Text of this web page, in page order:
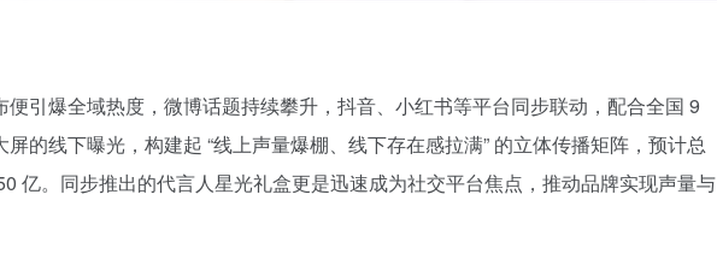
便引爆全域热度，微博话题持续攀升，抖音、小红书等平台同步联动，配合全国 9
屏的线下曝光，构建起 “线上声量爆棚、线下存在感拉满” 的立体传播矩阵，预计总
亿。同步推出的代言人星光礼盒更是迅速成为社交平台焦点，推动品牌实现声量与